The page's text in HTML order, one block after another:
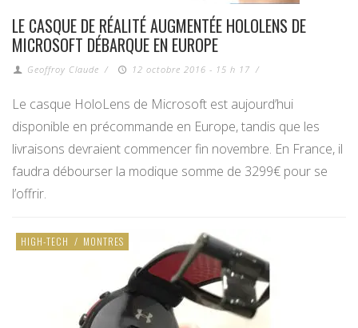
LE CASQUE DE RÉALITÉ AUGMENTÉE HOLOLENS DE
MICROSOFT DÉBARQUE EN EUROPE
Geoffroy Claude / 12 octobre 2016 - 15 h 17 /
Le casque HoloLens de Microsoft est aujourd’hui
disponible en précommande en Europe, tandis que les
livraisons devraient commencer fin novembre. En France, il
faudra débourser la modique somme de 3299€ pour se
l’offrir.
HIGH-TECH / MONTRES